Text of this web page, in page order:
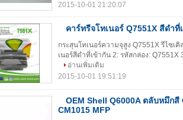
2015-10-01 21:20:07
คาร์ทรีจโทเนอร์ Q7551X สีดํา
กระสุนโทเนอร์ความจุสูง Q7551X รีไซเ
เนอร์สีดําที่เข้ากัน 2: รหัสกล่อง:
อ่านเพิ่มเติม
2015-10-01 19:51:19
OEM Shell Q6000A ตลับหมึก
CM1015 MFP